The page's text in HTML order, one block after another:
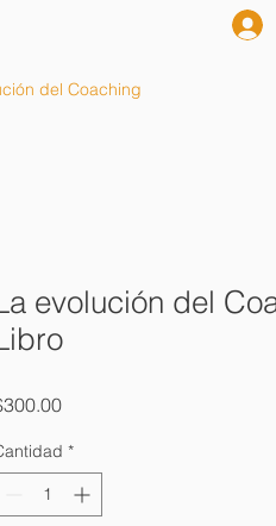
del Coaching
evolución del
Precio
*